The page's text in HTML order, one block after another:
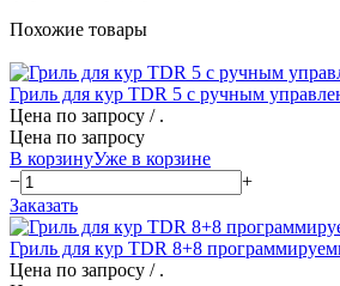
Похожие товары
Гриль для кур TDR 5 с ручным
Цена по запросу / .
Цена по запросу
В корзинуУже в корзине
−
+
Заказать
Гриль для кур TDR 8+8
Цена по запросу / .